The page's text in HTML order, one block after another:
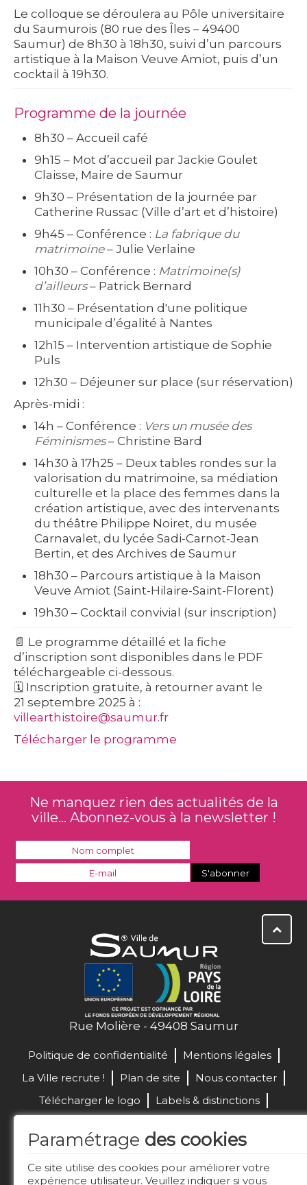
Le colloque se déroulera au Pôle universitaire
du Saumurois (80 rue des Îles – 49400
Saumur) de 8h30 à 18h30, suivi d’un parcours
artistique à la Maison Veuve Amiot, puis d’un
cocktail à 19h30.
Programme de la journée
8h30 – Accueil café
9h15 – Mot d’accueil par Jackie Goulet
Claisse, Maire de Saumur
9h30 – Présentation de la journée par
Catherine Russac (Ville d’art et d’histoire)
9h45 – Conférence : La fabrique du
matrimoine– Julie Verlaine
10h30 – Conférence : Matrimoine(s)
d’ailleurs– Patrick Bernard
11h30 – Présentation d'une politique
municipale d’égalité à Nantes
12h15 – Intervention artistique de Sophie
Puls
12h30 – Déjeuner sur place (sur réservation)
Après-midi :
14h – Conférence : Vers un musée des
Féminismes– Christine Bard
14h30 à 17h25 – Deux tables rondes sur la
valorisation du matrimoine, sa médiation
culturelle et la place des femmes dans la
création artistique, avec des intervenants
du théâtre Philippe Noiret, du musée
Carnavalet, du lycée Sadi-Carnot-Jean
Bertin, et des Archives de Saumur
18h30 – Parcours artistique à la Maison
Veuve Amiot (Saint-Hilaire-Saint-Florent)
19h30 – Cocktail convivial (sur inscription)
📄 Le programme détaillé et la fiche
d’inscription sont disponibles dans le PDF
téléchargeable ci-dessous.
🗓️ Inscription gratuite, à retourner avant le
21 septembre 2025 à :
villearthistoire@saumur.fr
Télécharger le programme
Paramétrage des cookies
Ce site utilise des cookies pour améliorer votre
expérience utilisateur. Veuillez indiquer si vous
Ne manquez rien des actualités de la
ville... Abonnez-vous à la newsletter !
Rue Molière - 49408 Saumur
Politique de confidentialité
Mentions légales
La Ville recrute !
Plan de site
Nous contacter
Télécharger le logo
Labels & distinctions
Réalisation de site :